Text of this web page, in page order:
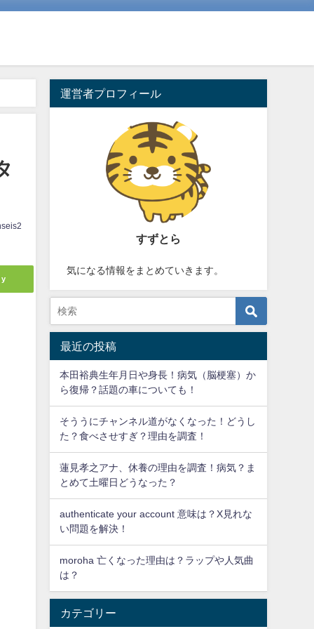
運営者プロフィール
すずとら
気になる情報をまとめていきます。
最近の投稿
本田裕典生年月日や身長！病気（脳梗塞）か
ら復帰？話題の車についても！
そううにチャンネル道がなくなった！どうし
た？食べさせすぎ？理由を調査！
蓮見孝之アナ、休養の理由を調査！病気？ま
とめて土曜日どうなった？
authenticate your account 意味は？X見れな
い問題を解決！
moroha 亡くなった理由は？ラップや人気曲
は？
カテゴリー